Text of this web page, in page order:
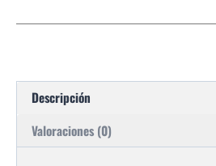
Descripción
Valoraciones (0)